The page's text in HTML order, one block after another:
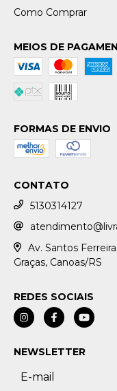
Como Comprar
MEIOS DE
FORMAS DE ENVIO
CONTATO
5130314127
Av. Santos
Graças, Canoas/RS
REDES SOCIAIS
NEWSLETTER